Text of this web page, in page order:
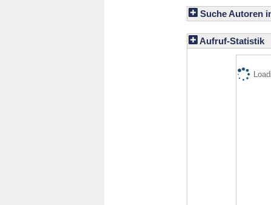
Suche Autoren
Aufruf-Statistik